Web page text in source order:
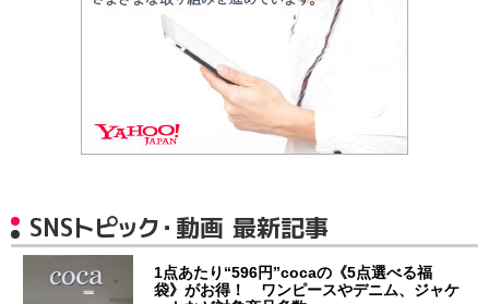
SNSトピック・動画 最新記事
1点あたり“596円”cocaの《5点選べる福
袋》がお得！ ワンピースやデニム、ジャケ